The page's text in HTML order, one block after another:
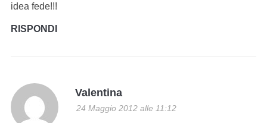
idea fede!!!
RISPONDI
Valentina
24 Maggio 2012 alle 11:12